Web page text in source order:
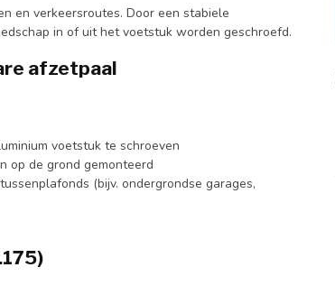
en verkeersroutes. Door een stabiele
in of uit het voetstuk worden geschroefd.
afzetpaal
voetstuk te schroeven
op de grond gemonteerd
(bijv. ondergrondse garages,